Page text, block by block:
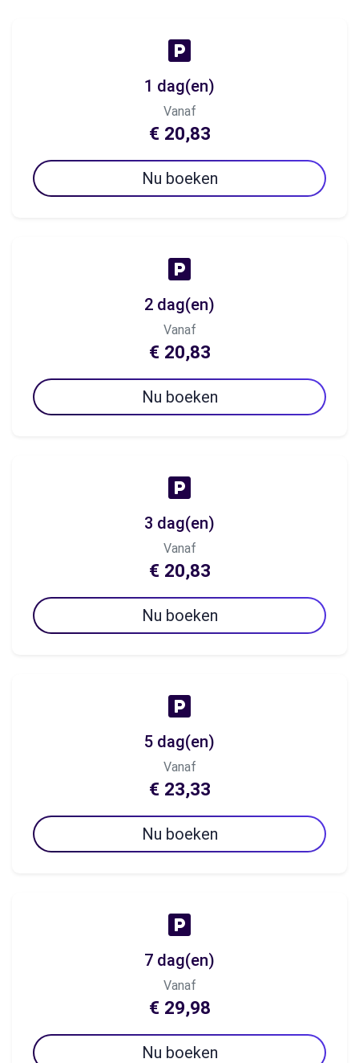
1 dag(en)
Vanaf
€ 20,83
Nu boeken
2 dag(en)
Vanaf
€ 20,83
Nu boeken
3 dag(en)
Vanaf
€ 20,83
Nu boeken
5 dag(en)
Vanaf
€ 23,33
Nu boeken
7 dag(en)
Vanaf
€ 29,98
Nu boeken